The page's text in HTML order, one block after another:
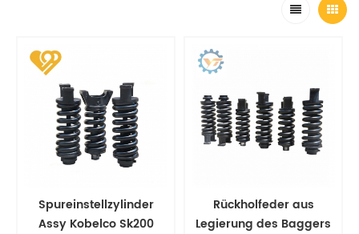
Spureinstellzylinder
Assy Kobelco Sk200
Rückholfeder aus
Legierung des Baggers